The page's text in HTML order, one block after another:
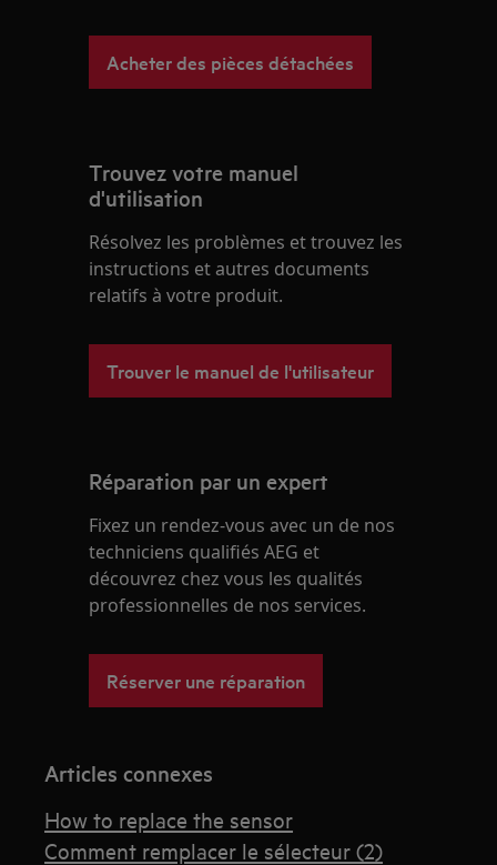
Acheter des pièces détachées
Trouvez votre manuel
d'utilisation
Résolvez les problèmes et trouvez les
instructions et autres documents
relatifs à votre produit.
Trouver le manuel de l'utilisateur
Réparation par un expert
Fixez un rendez-vous avec un de nos
techniciens qualifiés AEG et
découvrez chez vous les qualités
professionnelles de nos services.
Réserver une réparation
Articles connexes
How to replace the sensor
Comment remplacer le sélecteur (2)